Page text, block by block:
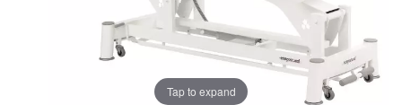
Tap to expand